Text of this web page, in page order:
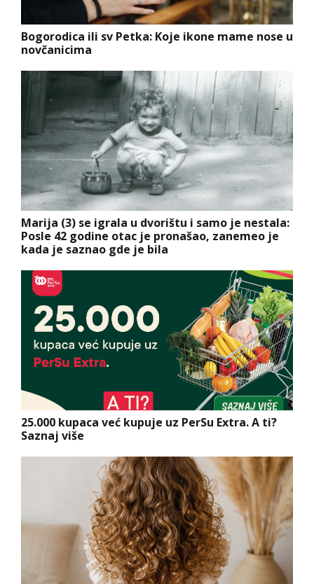
Bogorodica ili sv Petka: Koje ikone mame nose u
novčanicima
Marija (3) se igrala u dvorištu i samo je nestala:
Posle 42 godine otac je pronašao, zanemeo je
kada je saznao gde je bila
25.000 kupaca već kupuje uz PerSu Extra. A ti?
Saznaj više